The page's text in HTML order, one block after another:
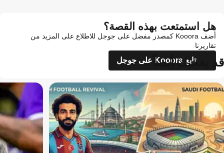
هل استمتعت بهذه القصة؟
أضف Kooora كمصدر مفضل على جوجل للاطلاع على المزيد من
تقاريرنا
تابع Kooora على جوجل
قد يعجبك أيضاً